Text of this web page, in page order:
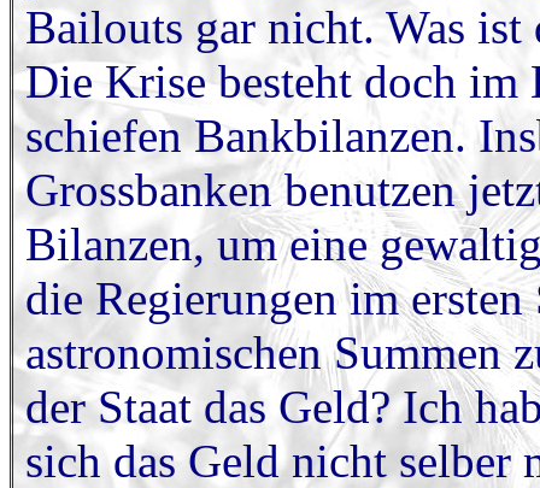
Bailouts gar nicht. Was
Die Krise besteht doch im
schiefen Bankbilanzen.
Grossbanken benutzen
Bilanzen, um eine
die Regierungen im
astronomischen Summen
der Staat das Geld? Ich
sich das Geld nicht selber